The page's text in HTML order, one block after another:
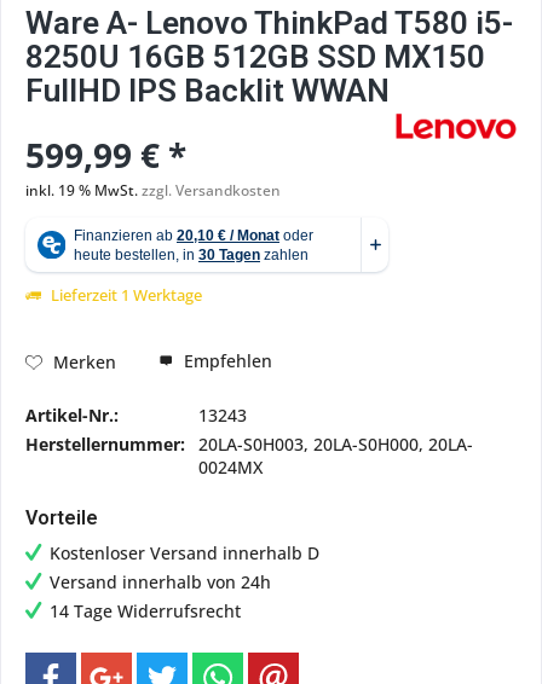
Ware A- Lenovo ThinkPad T580 i5-
8250U 16GB 512GB SSD MX150
FullHD IPS Backlit WWAN
599,99 € *
inkl. 19 % MwSt.zzgl. Versandkosten
Lieferzeit 1 Werktage
Merken Empfehlen
Artikel-Nr.:
13243
Herstellernummer: 20LA-S0H003, 20LA-S0H000, 20LA-
0024MX
Vorteile
Kostenloser Versand innerhalb D
Versand innerhalb von 24h
14 Tage Widerrufsrecht